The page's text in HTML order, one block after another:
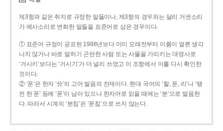
제3항과 같은 취지로 규정한 말들이나, 제3항의 경우와는 달리 거센소리
가 예사소리로 변화한 말들을 표준어로 삼은 경우이다.
① 표준어 규정이 공표된 1988년보다 이미 오래전부터 이름이 얼른 생각
나지 않거나 바로 말하기 곤란한 사람 또는 사물을 가리키는 대명사로
‘거시키’보다는 ‘거시기’가 더 널리 쓰였고 이 조항에서 이를 다시 확인한
것이다.
② ‘푼’은 한자 ‘分’의 고어 발음의 잔재이다. 현대 국어의 ‘할, 푼, 리’나 ‘땡
전 한 푼’ 등에 ‘푼’이 남아 있으나 한자어로 읽을 때에는 ‘분’으로 발음한
다. 따라서 시계의 ‘분침’은 ‘푼침’으로 쓰지 않는다.